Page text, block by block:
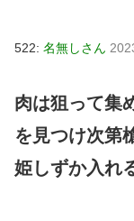
522: 名無しさん
肉は狙って集
を見つけ次第
姫しずか入れ